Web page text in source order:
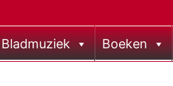
Bladmuziek Boeken